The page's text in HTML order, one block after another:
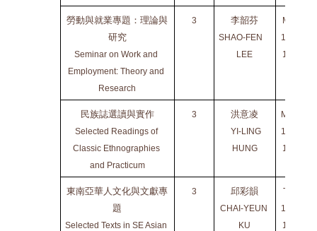
勞動與就業專題：理論與
研究
Seminar on Work and
Employment: Theory and
Research
3 李韶芬
SHAO-FEN
LEE
MON
1010-
1300
民族誌選讀與實作
Selected Readings of
Classic Ethnographies
and Practicum
3 洪意凌
YI-LING
HUNG
MON
1530-
1820
東南亞華人文化與文獻專
題
Selected Texts in SE Asian
3 邱彩韻
CHAI-YEUN
KU
THU
1320-
1620